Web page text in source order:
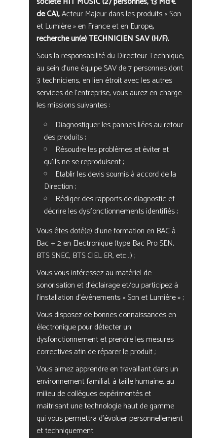
de CA),Acteur Majeur dans les produits « Son
et Lumière » en France et en Europe,
recherche un(e)TECHNICIEN SAV (H/F).
Sous la responsabilité du Directeur Technique,
au sein d’une équipe SAV de 7 personnes dont
3 techniciens, en lien étroit avec les autres
services de l’entreprise, vous aurez en charge
les missions suivantes :
Diagnostiquer les pannes liées au retour
des produits ;
Résoudre les problèmes et éviter et
qu’ils ne se reproduisent ;
Etablir les devis soumis à accord de la
Direction ;
Rédiger des rapports de diagnostic et
décrire les dysfonctionnements identifiés ;
Vous êtes doté(e) d’une formation en BAC à
Bac + 2 en Electronique (type Bac Pro SEN,
BTS SNEC, BTS CIEL ER, etc…) ;
Vous vous intéressez au matériel de
sonorisation et d’éclairage et/ou participez à
l’installation d’évènements « Son et Lumière » ;
Vous disposez de bonnes connaissances en
électronique pour détecter un
dysfonctionnement et prendre les mesures
correctives afin de réparer le produit ;
Vous aimez apprendre en travaillant dans un
environnement familial, à taille humaine, au
milieu de collègues expérimentés et
maitrisant une technologie haut de gamme
qui vous permettra d’évoluer personnellement
et techniquement.